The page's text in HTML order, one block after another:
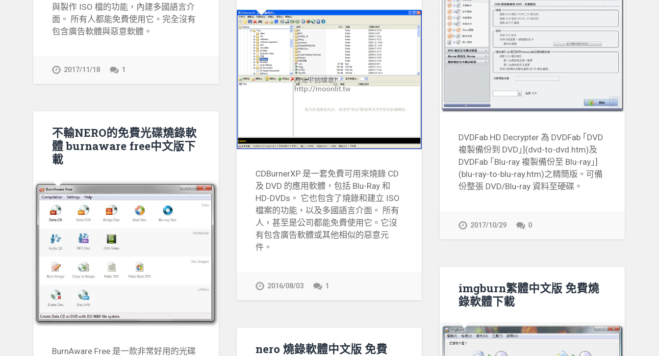
與製作 ISO 檔的功能，內建多國語言介
面。 所有人都能免費使用它。完全沒有
包含廣告軟體與惡意軟體。
2017/11/18 1
DVDFab HD Decrypter 為 DVDFab ｢DVD
複製備份到 DVD｣](dvd-to-dvd.htm)及
DVDFab ｢Blu-ray 複製備份至 Blu-ray｣]
(blu-ray-to-blu-ray.htm)之精簡版。可備
份整張 DVD/Blu-ray 資料至硬碟。
2017/10/29 0
CDBurnerXP 是一套免費可用來燒錄 CD
及 DVD 的應用軟體，包括 Blu-Ray 和
HD-DVDs。 它也包含了燒錄和建立 ISO
檔案的功能，以及多國語言介面。 所有
人，甚至是公司都能免費使用它。它沒
有包含廣告軟體或其他相似的惡意元
件。
2016/08/03 1
不輸NERO的免費光碟燒錄軟
體 burnaware free中文版下
載
BurnAware Free 是一款非常好用的光碟
imgburn繁體中文版 免費燒
錄軟體下載
nero 燒錄軟體中文版 免費